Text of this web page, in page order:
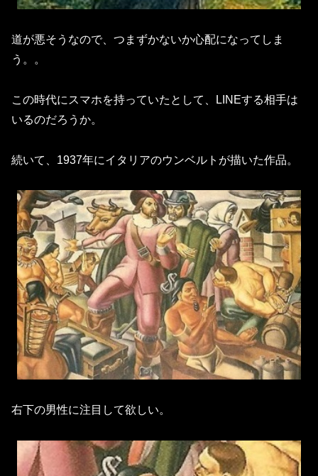
道が悪そうなので、つまずかないか心配になってしま
う。。
この時代にスマホを持っていたとして、LINEする相手は
いるのだろうか。
続いて、1937年にイタリアのウンベルトが描いた作品。
右下の男性に注目して欲しい。